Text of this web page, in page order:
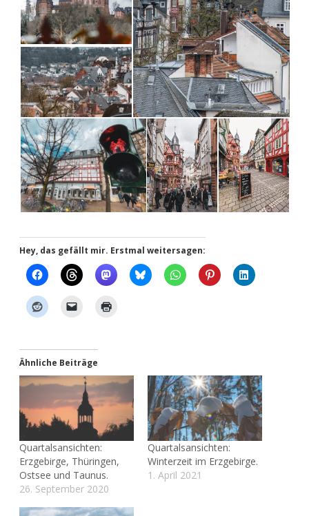
Hey, das gefällt mir. Erstmal weitersagen:
Ähnliche Beiträge
Quartalsansichten:
Erzgebirge, Thüringen,
Ostsee und Taunus.
26. September 2020
Quartalsansichten:
Winterzeit im Erzgebirge.
1. April 2021